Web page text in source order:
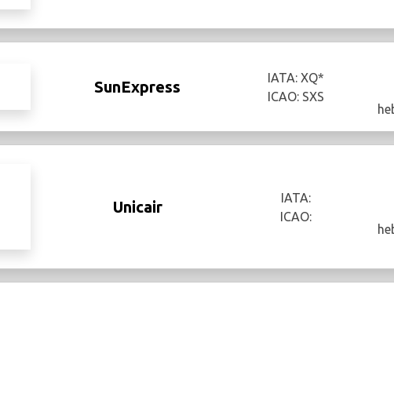
SunExpress
IATA: XQ*
ICAO: SXS
Unicair
IATA:
ICAO: